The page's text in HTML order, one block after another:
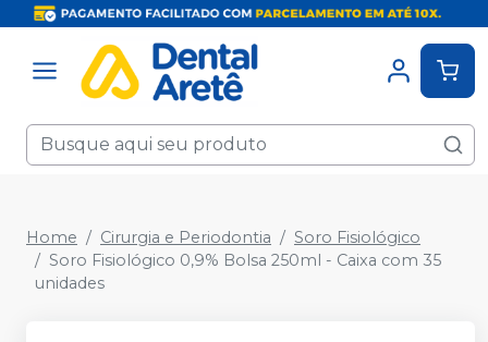
Home Cirurgia e Periodontia
Soro Fisiológico
Soro Fisiológico 0,9% Bolsa 250ml - Caixa com 35
unidades